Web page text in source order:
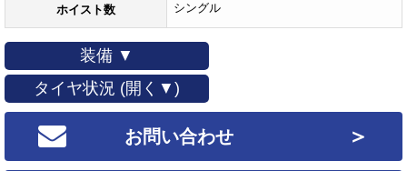
ホイスト数 シングル
装備 ▼
タイヤ状況 (開く▼)
お問い合わせ ＞